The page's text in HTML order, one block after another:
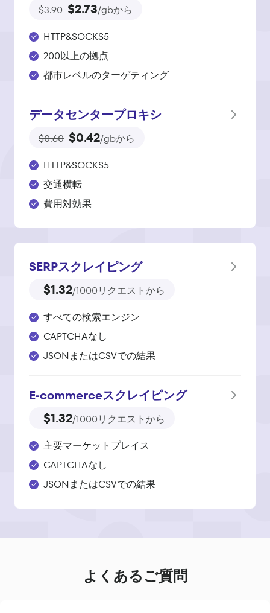
$3.90 $2.73/gbから
HTTP&SOCKS5
200以上の拠点
都市レベルのターゲティング
データセンタープロキシ
$0.60 $0.42/gbから
HTTP&SOCKS5
交通横転
費用対効果
SERPスクレイピング
$1.32/1000リクエストから
すべての検索エンジン
CAPTCHAなし
JSONまたはCSVでの結果
E‑commerceスクレイピング
$1.32/1000リクエストから
主要マーケットプレイス
CAPTCHAなし
JSONまたはCSVでの結果
よくあるご質問